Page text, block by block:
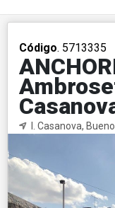
Código. 5713335
I. Casanova,